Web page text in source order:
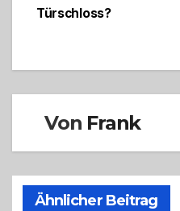
Türschloss?
Von Frank
Ähnlicher Beitrag